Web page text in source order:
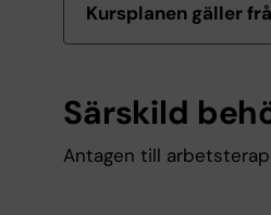
Kursplanen gäller
Särskild
Antagen till